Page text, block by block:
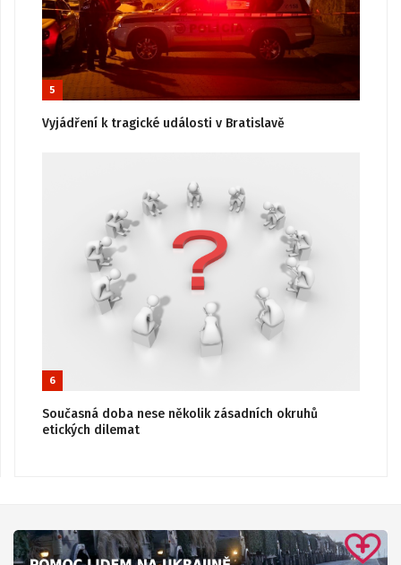
5
Vyjádření k tragické události v Bratislavě
6
Současná doba nese několik zásadních okruhů
etických dilemat